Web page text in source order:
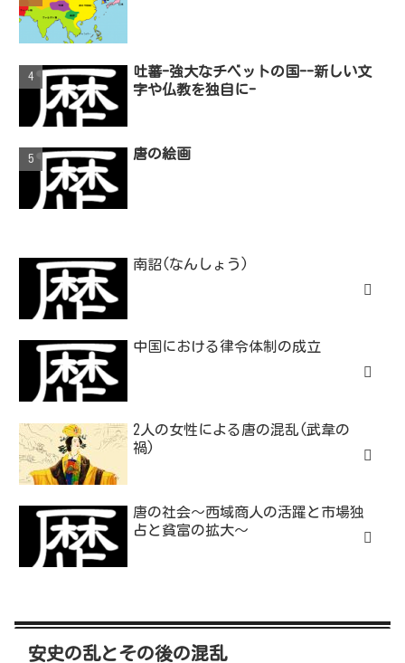
吐蕃-強大なチベットの国--新しい文
字や仏教を独自に-
唐の絵画
南詔(なんしょう)
中国における律令体制の成立
2人の女性による唐の混乱(武韋の
禍)
唐の社会～西域商人の活躍と市場独
占と貧富の拡大～
安史の乱とその後の混乱